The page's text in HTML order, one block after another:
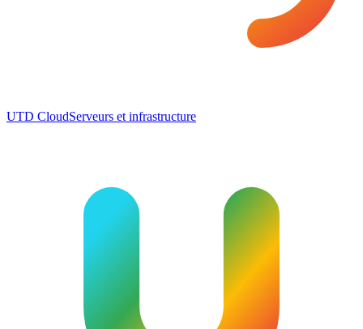
UTD CloudServeurs et infrastructure